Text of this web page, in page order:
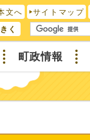
文へ サイトマップ
く
町政情報